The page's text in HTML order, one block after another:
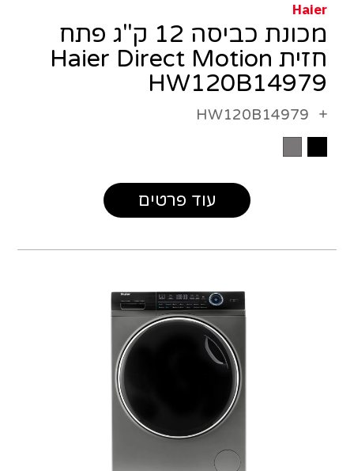
Haier
מכונת כביסה 12 ק"ג פתח
חזית Haier Direct Motion
HW120B14979
HW120B14979
עוד פרטים